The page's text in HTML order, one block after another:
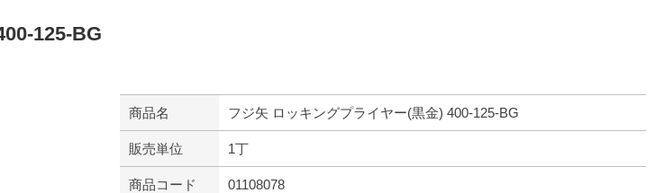
125-BG
商品名 フジ矢 ロッキングプライヤー(黒金) 400-125-BG
販売単位 1丁
商品コード 01108078